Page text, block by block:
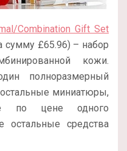
Combination Gift Set
сумму £65.96) – набор
кожи.
полноразмерный
миниатюры,
по цене одного
остальные средства